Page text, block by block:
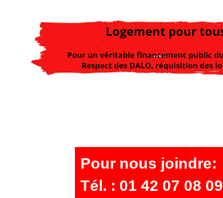
Pour nous joindre:
Tél. : 01 42 07 08 09